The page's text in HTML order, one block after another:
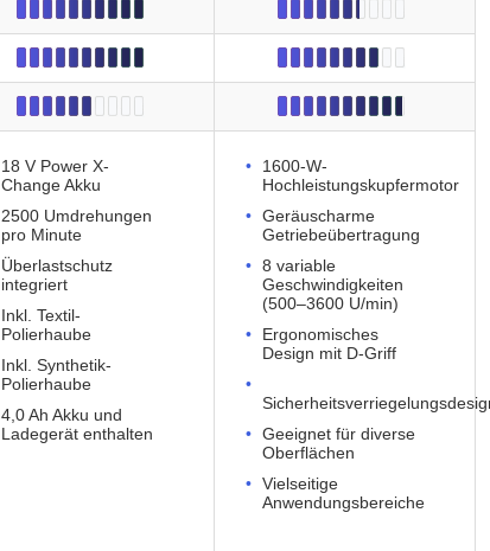
18 V Power X-
Change Akku
2500 Umdrehungen
pro Minute
Überlastschutz
integriert
Inkl. Textil-
Polierhaube
Inkl. Synthetik-
Polierhaube
4,0 Ah Akku und
Ladegerät enthalten
1600-W-
Hochleistungskupfermotor
Geräuscharme
Getriebeübertragung
8 variable
Geschwindigkeiten
(500–3600 U/min)
Ergonomisches
Design mit D-Griff
Geeignet für diverse
Oberflächen
Vielseitige
Anwendungsbereiche